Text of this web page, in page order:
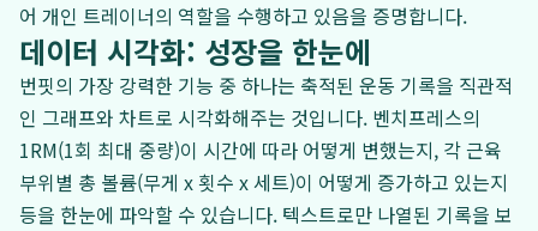
어 개인 트레이너의 역할을 수행하고 있음을 증명합니다.
데이터 시각화: 성장을 한눈에
번핏의 가장 강력한 기능 중 하나는 축적된 운동 기록을 직관적
인 그래프와 차트로 시각화해주는 것입니다. 벤치프레스의
1RM(1회 최대 중량)이 시간에 따라 어떻게 변했는지, 각 근육
부위별 총 볼륨(무게 x 횟수 x 세트)이 어떻게 증가하고 있는지
등을 한눈에 파악할 수 있습니다. 텍스트로만 나열된 기록을 보